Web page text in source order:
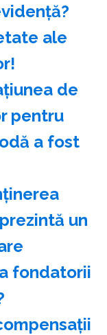
ale
de
pentru
a fost
un
fondatorii